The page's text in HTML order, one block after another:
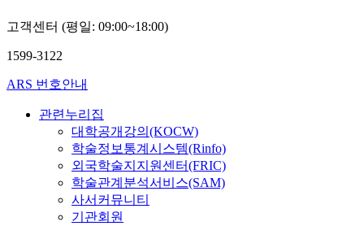
고객센터 (평일: 09:00~18:00)
1599-3122
ARS 번호안내
관련누리집
대학공개강의(KOCW)
학술정보통계시스템(Rinfo)
외국학술지지원센터(FRIC)
학술관계분석서비스(SAM)
사서커뮤니티
기관회원